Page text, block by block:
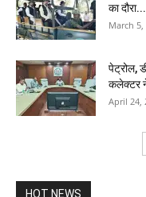
का
March 5,
पेट्रोल,
कलेक्टर
April 24,
HOT NEWS